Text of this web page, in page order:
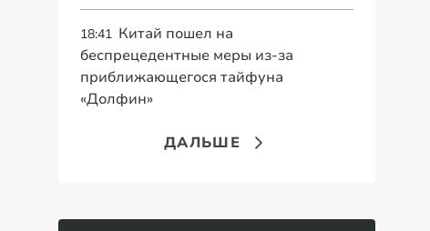
18:41 Китай пошел на
беспрецедентные меры из-за
приближающегося тайфуна
«Долфин»
ДАЛЬШЕ